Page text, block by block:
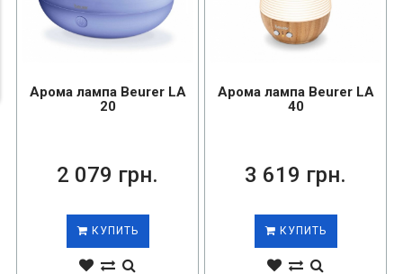
Арома лампа Beurer LA
20
2 079 грн.
КУПИТЬ
Арома лампа Beurer LA
40
3 619 грн.
КУПИТЬ